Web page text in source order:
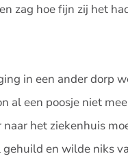
zag hoe fijn zij het
in een ander dorp
al een poosje niet
het ziekenhuis
en wilde niks